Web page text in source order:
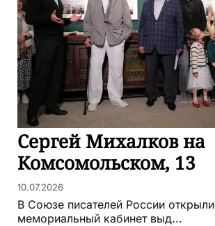
Сергей Михалков на
Комсомольском, 13
10.07.2026
В Союзе писателей России открыли
мемориальный кабинет выд...